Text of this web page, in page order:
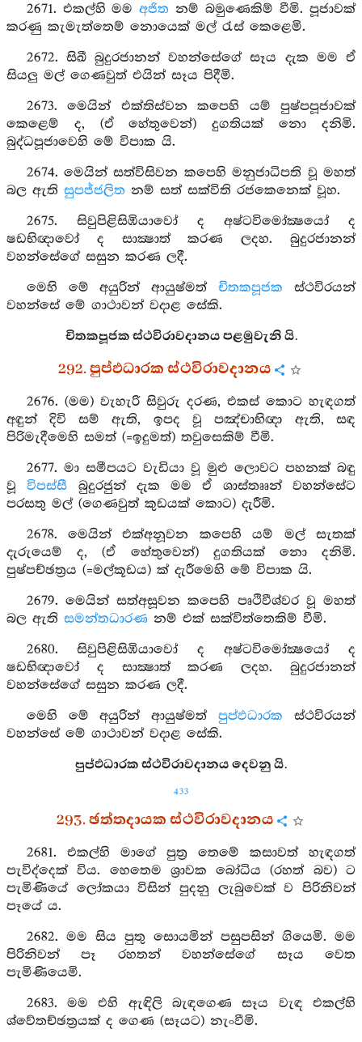
2671. එකල්හි මමඅජිත නම් බමුණෙකිම් වීමි. පූජාවක්
කරණු කැමැත්තෙම් නොයෙක් මල් රැස් කෙළෙමි.
2672. සිඛී බුදුරජානන් වහන්සේගේ සෑය දැක මම ඒ
සියලු මල් ගෙණවුත් එයින් සෑය පිදීමි.
2673. මෙයින් එක්තිස්වන කපෙහි යම් පුෂ්පපූජාවක්
කෙළෙම් ද, (ඒ හේතුවෙන්) දුගතියක් නො දනිමි.
බුද්ධපූජාවෙහි මේ විපාක යි.
2674. මෙයින් සත්විසිවන කපෙහි මනුජාධිපති වූ මහත්
බල ඇති සුපජ්ජලිත නම් සත් සක්විති රජකෙනෙක් වූහ.
2675. සිවුපිළිසිඹියාවෝ ද අෂ්ටවිමෝක්‍ෂයෝ ද
ෂඩභිඥාවෝ ද සාක්‍ෂාත් කරණ ලදහ. බුදුරජානන්
වහන්සේගේ සසුන කරණ ලදී.
මෙහි මේ අයුරින් ආයුෂ්මත්චිතකපූජක ස්ථවිරයන්
වහන්සේ මේ ගාථාවන් වදාළ සේකි.
චිතකපූජක ස්ථවිරාවදානය පළමුවැනි යි.
292. පුප්ඵධාරක ස්ථවිරාවදානය
2676. (මම) වැහැරි සිවුරු දරණ, එකස් කොට හැඳගත්
අඳුන් දිවි සම් ඇති, ඉපද වූ පඤ්චාභිඥා ඇති, සඳ
පිරිමැදීමෙහි සමත් (=ඉදුමත්) තවුසෙකිම් වීමි.
2677. මා සමීපයට වැඩියා වූ මුළු ලොවට පහනක් බඳු
වූවිපස්සී බුදුරජුන් දැක මම ඒ ශාස්තෲන් වහන්සේට
පරසතු මල් (ගෙණවුත් කුඩයක් කොට) දැරීමි.
2678. මෙයින් එක්අනූවන කපෙහි යම් මල් සැතක්
දැරුයෙම් ද, (ඒ හේතුවෙන්) දුගතියක් නො දනිමි.
පුෂ්පච්ඡත්‍රය (=මල්කූඩය) ක් දැරීමෙහි මේ විපාක යි.
2679. මෙයින් සත්අසූවන කපෙහි පෘථිවීශ්වර වූ මහත්
බල ඇති සමන්තධාරණ නම් එක් සක්විත්තෙකිම් වීමි.
2680. සිවුපිළිසිඹියාවෝ ද අෂ්ටවිමෝක්‍ෂයෝ ද
ෂඩභිඥාවෝ ද සාක්‍ෂාත් කරණ ලදහ. බුදුරජානන්
වහන්සේගේ සසුන කරණ ලදී.
මෙහි මේ අයුරින් ආයුෂ්මත්පුප්ඵධාරක ස්ථවිරයන්
වහන්සේ මේ ගාථාවන් වදාළ සේකි.
පුප්ඵධාරක ස්ථවිරාවදානය දෙවනු යි.
433
293. ඡත්තදායක ස්ථවිරාවදානය
2681. එකල්හි මාගේ පුත්‍ර තෙමේ කසාවත් හැඳගත්
පැවිද්දෙක් විය. හෙතෙම ශ්‍රාවක බෝධිය (රහත් බව) ට
පැමිණියේ ලෝකයා විසින් පුදනු ලැබුවෙක් ව පිරිනිවන්
පෑයේ ය.
2682. මම සිය පුතු සොයමින් පසුපසින් ගියෙමි. මම
පිරිනිවන් පෑ රහතන් වහන්සේගේ සෑය වෙත
පැමිණියෙමි.
2683. මම එහි ඇඳිලි බැඳගෙණ සෑය වැඳ එකල්හි
ශ්වේතච්ඡත්‍රයක් ද ගෙණ (සෑයට) නැංවීමි.